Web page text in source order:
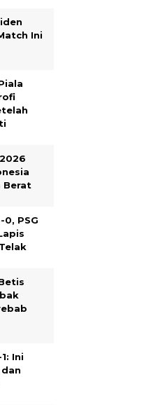
Ini
Berat
0, PSG
Ini